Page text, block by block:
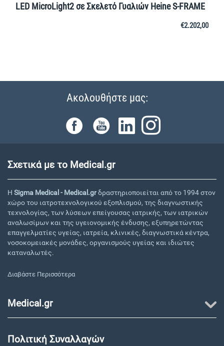
LED MicroLight2 σε Σκελετό Γυαλιών Heine S-FRAME
€2.202,00
Ακολουθήστε μας:
Σχετικά με το Medical.gr
Η Sigma Medical - Medical.grδραστηριοποιείται από το 1994 στον
χώρο του ιατροτεχνολογικού εξοπλισμού, της διαγνωστικής
τεχνολογίας, των λύσεων επείγουσας ιατρικής, των ιατρικών
αναλωσίμων και της υγειονομικής ένδυσης, εξυπηρετώντας
επαγγελματίες υγείας, ιατρεία, κλινικές, διαγνωστικά κέντρα,
νοσοκομειακές μονάδες, οργανισμούς υγείας και ιδιώτες
καταναλωτές.
Διαβάστε Περισσότερα
Medical.gr
Πολιτική Συναλλαγών